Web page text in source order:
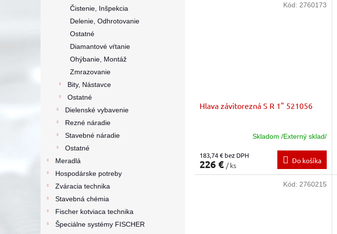
Čistenie, Inšpekcia
Delenie, Odhrotovanie
Ostatné
Diamantové vŕtanie
Ohýbanie, Montáž
Zmrazovanie
Bity, Nástavce
Ostatné
Dielenské vybavenie
Rezné náradie
Stavebné náradie
Ostatné
Meradlá
Hospodárske potreby
Zváracia technika
Stavebná chémia
Fischer kotviaca technika
Špeciálne systémy FISCHER
Hlava závitorezná S R 1" 521056
Skladom /Externý sklad/
183,74 € bez DPH
226 € / ks
Do košíka
Kód: 2760173
Kód: 2760215